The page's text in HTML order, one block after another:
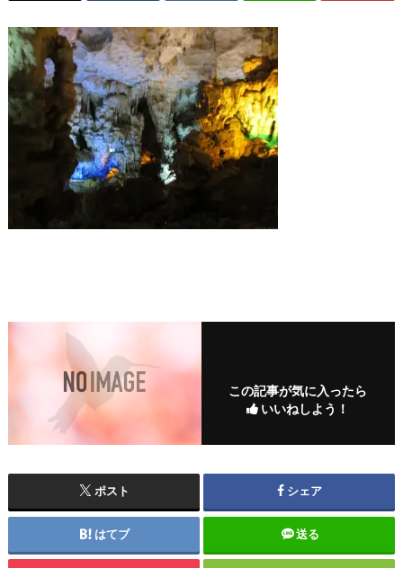
この記事が気に入ったら
いいねしよう！
ポスト シェア
はてブ 送る